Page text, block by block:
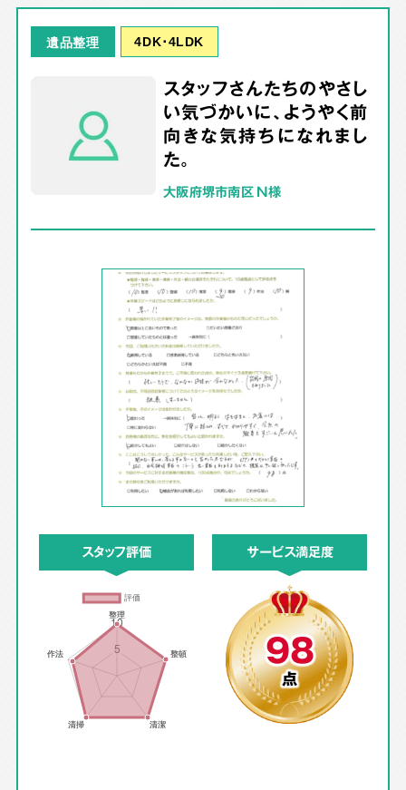
遺品整理 4DK･4LDK
スタッフさんたちのやさし
い気づかいに、ようやく前
向きな気持ちになれまし
た。
大阪府堺市南区 N様
スタッフ評価 サービス満足度
98
点